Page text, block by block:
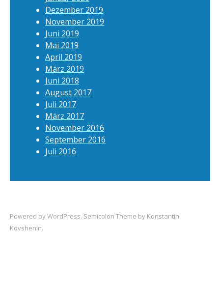
Dezember 2019
November 2019
Juni 2019
Mai 2019
April 2019
März 2019
Juni 2018
August 2017
Juli 2017
März 2017
November 2016
September 2016
Juli 2016
Powered byWordPress. Semicolon Theme by Konstantin
Kovshenin.